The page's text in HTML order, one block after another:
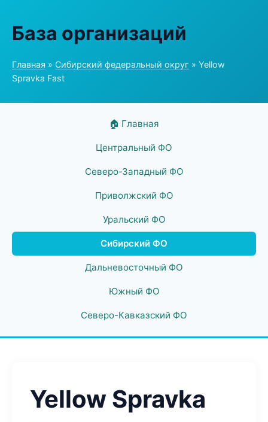
База организаций
Главная » Сибирский федеральный округ » Yellow
Spravka Fast
🏠 Главная
Центральный ФО
Северо-Западный ФО
Приволжский ФО
Уральский ФО
Сибирский ФО
Дальневосточный ФО
Южный ФО
Северо-Кавказский ФО
Yellow Spravka